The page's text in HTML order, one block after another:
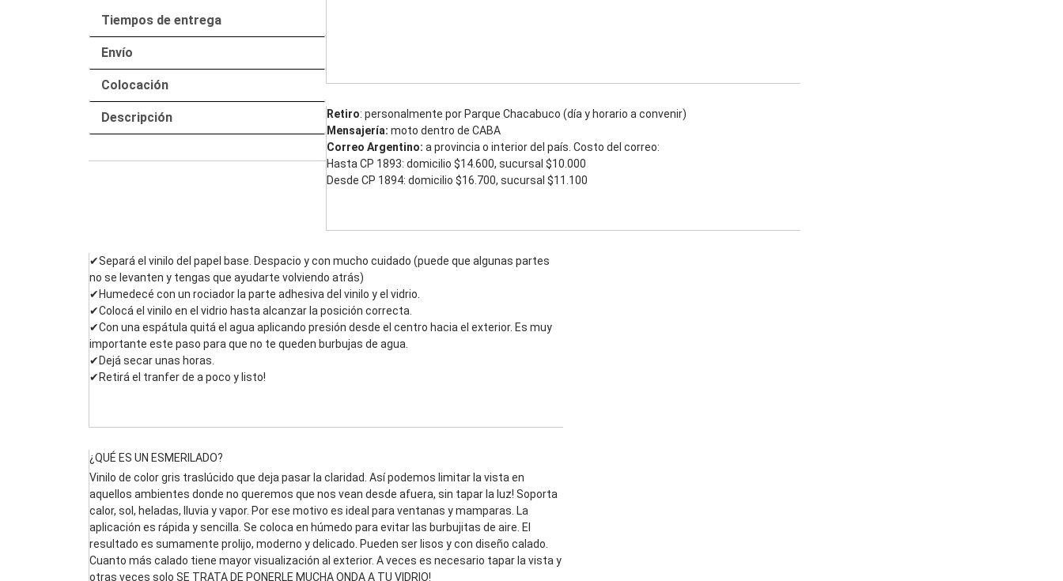
Tiempos de entrega
Envío
Colocación
Descripción Retiro: personalmente por Parque Chacabuco (día y horario a convenir)
Mensajería: moto dentro de CABA
Correo Argentino: a provincia o interior del país. Costo del correo:
Hasta CP 1893: domicilio $14.600, sucursal $10.000
Desde CP 1894: domicilio $16.700, sucursal $11.100
✔Separá el vinilo del papel base. Despacio y con mucho cuidado (puede que algunas partes
no se levanten y tengas que ayudarte volviendo atrás)
✔Humedecé con un rociador la parte adhesiva del vinilo y el vidrio.
✔Colocá el vinilo en el vidrio hasta alcanzar la posición correcta.
✔Con una espátula quitá el agua aplicando presión desde el centro hacia el exterior. Es muy
importante este paso para que no te queden burbujas de agua.
✔Dejá secar unas horas.
✔Retirá el tranfer de a poco y listo!
¿QUÉ ES UN ESMERILADO?
Vinilo de color gris traslúcido que deja pasar la claridad. Así podemos limitar la vista en
aquellos ambientes donde no queremos que nos vean desde afuera, sin tapar la luz! Soporta
calor, sol, heladas, lluvia y vapor. Por ese motivo es ideal para ventanas y mamparas. La
aplicación es rápida y sencilla. Se coloca en húmedo para evitar las burbujitas de aire. El
resultado es sumamente prolijo, moderno y delicado. Pueden ser lisos y con diseño calado.
Cuanto más calado tiene mayor visualización al exterior. A veces es necesario tapar la vista y
otras veces solo SE TRATA DE PONERLE MUCHA ONDA A TU VIDRIO!